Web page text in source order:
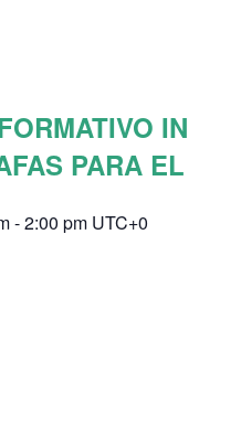
PARA EL
-2:00 pm UTC+0